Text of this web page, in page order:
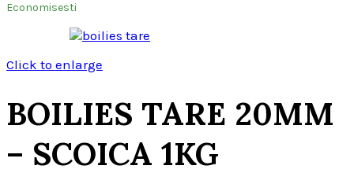
Economisesti
Click to enlarge
BOILIES TARE 20MM
– SCOICA 1KG